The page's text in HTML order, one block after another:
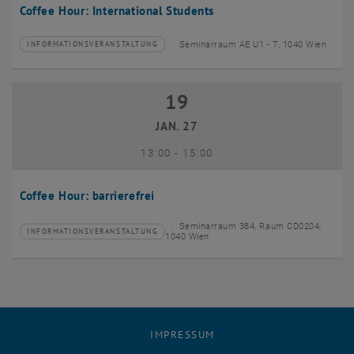
Coffee Hour: International Students
Veranstaltungstyp:
INFORMATIONSVERANSTALTUNG
Veranstaltungsort: Seminarraum AE U1 - 7, 1040 Wien
Coffee Hour: barrierefrei
19 Januar 2027
19
JAN. 27
13:00- bis
15:00
Veranstaltungstyp:
INFORMATIONSVERANSTALTUNG
Veranstaltungsort:
Seminarraum 384, Raum CD0204,
1040 Wien
IMPRESSUM